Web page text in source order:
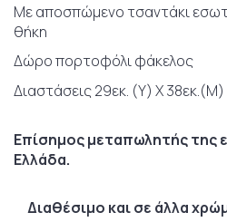
Με αποσπώμενο τσαντάκι
θήκη
Δώρο πορτοφόλι φάκελος
Διαστάσεις 29εκ. (Υ) Χ 38εκ.(Μ)
Επίσημος μεταπωλητής της
Ελλάδα.
Διαθέσιμο και σε άλλα